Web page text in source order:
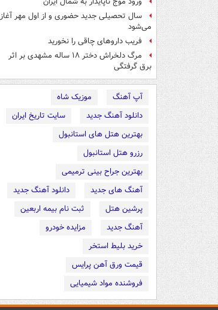
سال تحصیلی جدید حضوری و از اول مهر آغاز
می‌شود
فریب داروهای چاقی را نخورید
مرگ دلخراش دختر ۱۸ ساله مشهدی بر اثر
برق گرفتگی
آپ آهنگ
موزیک شاه
دانلود آهنگ جدید
سایت تاریخ ایران
بهترین هتل های استانبول
رزرو هتل استانبول
بهترین جراح بینی ترمیمی
آهنگ های جدید
دانلود آهنگ جدید
پرشین هتل
ثبت نام بیمه اربعین
آهنگ جدید
مزایده خودرو
خرید بلیط استخر
قیمت ورق آهن پرایس
فروشنده مواد شیمیایی